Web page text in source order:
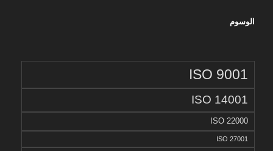
الوسوم
ISO 9001
ISO 14001
ISO 22000
ISO 27001